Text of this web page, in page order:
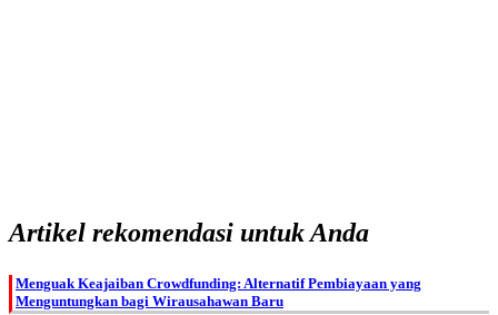
Artikel rekomendasi untuk Anda
Menguak Keajaiban Crowdfunding: Alternatif Pembiayaan yang
Menguntungkan bagi Wirausahawan Baru